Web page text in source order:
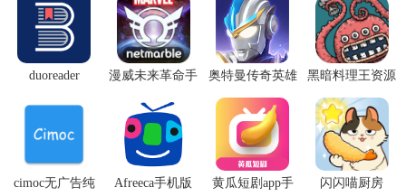
duoreader
漫威未来革命手
奥特曼传奇英雄
体验服
黑暗料理王资源
无限
cimoc无广告纯
Afreeca手机版
黄瓜短剧app手
闪闪喵厨房